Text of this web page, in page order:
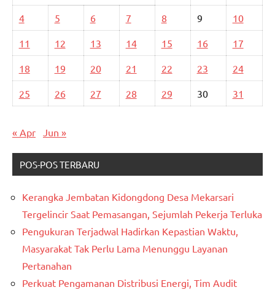
4 5 6 7 8 9 10
11 12 13 14 15 16 17
18 19 20 21 22 23 24
25 26 27 28 29 30 31
« Apr Jun »
POS-POS TERBARU
Kerangka Jembatan Kidongdong Desa Mekarsari
Tergelincir Saat Pemasangan, Sejumlah Pekerja Terluka
Pengukuran Terjadwal Hadirkan Kepastian Waktu,
Masyarakat Tak Perlu Lama Menunggu Layanan
Pertanahan
Perkuat Pengamanan Distribusi Energi, Tim Audit